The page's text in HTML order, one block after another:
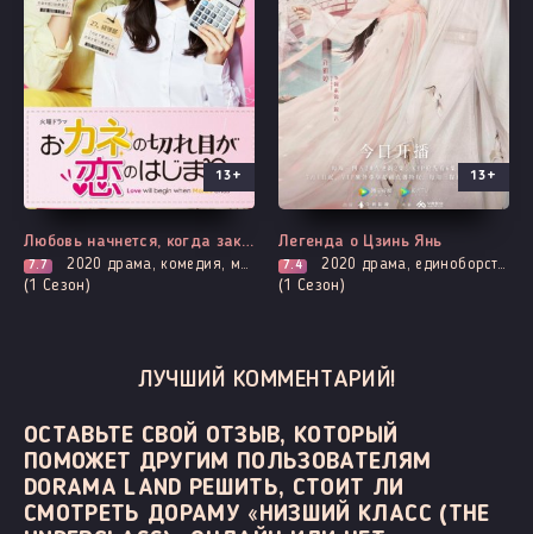
Все серии
13+
Любовь начнется, когда закончатся деньги
7.7 2020 драма, комедия, мелодрама, романтика
(1 Сезон)
Выходит - 1 Серия
13+
Легенда о Цзинь Янь
7.4 2020 драма, единоборства, мистика, романтика
(1 Сезон)
ЛУЧШИЙ КОММЕНТАРИЙ!
ОСТАВЬТЕ СВОЙ ОТЗЫВ, КОТОРЫЙ
ПОМОЖЕТ ДРУГИМ ПОЛЬЗОВАТЕЛЯМ
DORAMA LAND РЕШИТЬ, СТОИТ ЛИ
СМОТРЕТЬ ДОРАМУ «НИЗШИЙ КЛАСС (THE